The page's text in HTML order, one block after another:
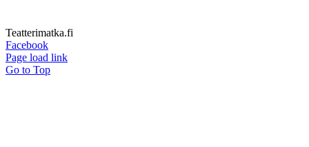
Teatterimatka.fi
Facebook
Page load link
Go to Top